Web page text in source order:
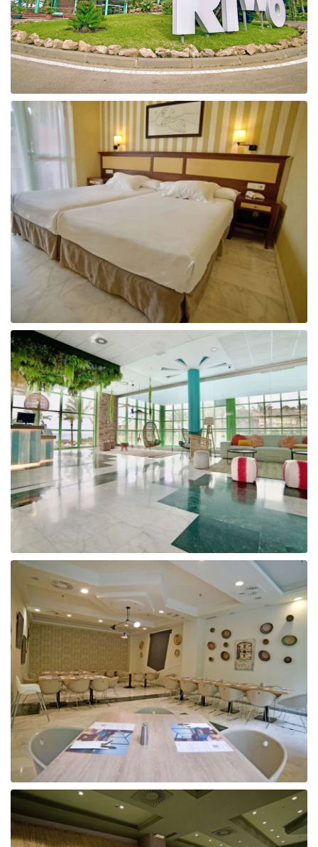
Taizeme
Turcija
Apvienotie Arābu Emirāti
Itālija
Kipra
Dominikānas Republika
Vjetnama
Tanzānija
Bulgārija
Melnkalne
Tunisija
Albānija